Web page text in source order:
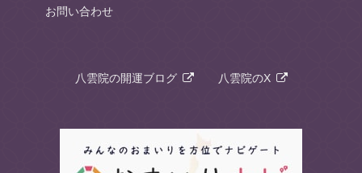
お問い合わせ
八雲院の開運ブログ 八雲院のX